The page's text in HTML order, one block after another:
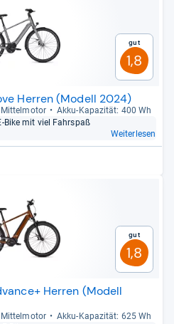
Gut
1,8
Herren (Modell 2024)
Mit­tel­mo­tor
Akku-​Kapa­zi­tät: 400 Wh
​Bike mit viel Fahr­spaß
Weiterlesen
Gut
1,8
Herren (Modell
Mit­tel­mo­tor
Akku-​Kapa­zi­tät: 625 Wh